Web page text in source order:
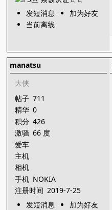
发短消息
加为好友
当前离线
manatsu
大侠
帖子 711
精华 0
积分 426
激骚 66 度
爱车
主机
相机
手机 NOKIA
注册时间 2019-7-25
发短消息
加为好友